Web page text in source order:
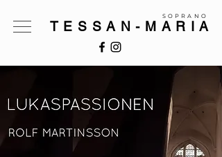
SOPRANO
TESSAN-MARIA